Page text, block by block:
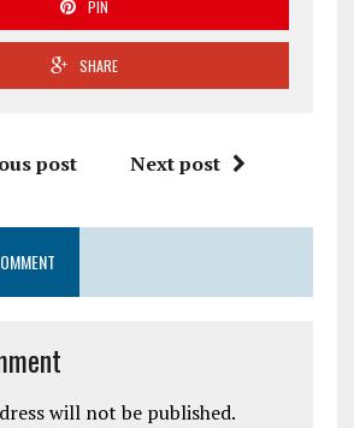
PIN
SHARE
post Next post
will not be published.